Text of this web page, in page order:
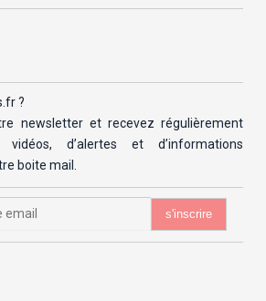
?
newsletter et recevez régulièrement
d’alertes et d’informations
boite mail.